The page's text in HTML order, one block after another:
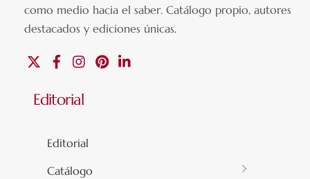
como medio hacia el saber.Catálogo propio, autores
destacados y ediciones únicas.
FacebookInstagramPinterest
Editorial
Editorial
Catálogo